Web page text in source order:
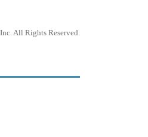
All Rights Reserved.